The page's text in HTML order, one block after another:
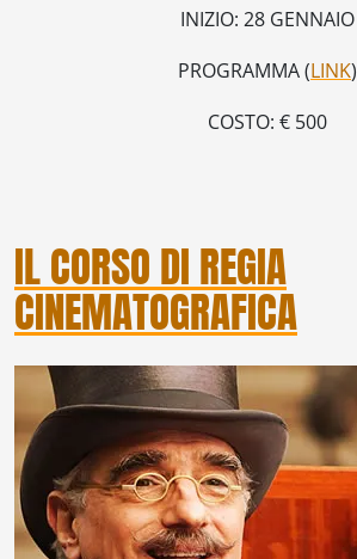
INIZIO: 28 GENNAIO
PROGRAMMA (LINK)
COSTO: € 500
IL CORSO DI REGIA
CINEMATOGRAFICA